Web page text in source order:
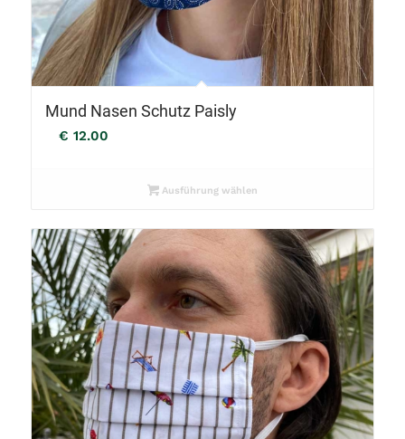
Mund Nasen Schutz Paisly
€ 12.00
Ausführung wählen